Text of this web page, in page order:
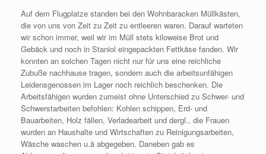
Auf dem Flugplatze standen bei den Wohnbaracken Müllkästen,
die von uns von Zeit zu Zeit zu entleeren waren. Darauf warteten
wir schon immer, weil wir im Müll stets kiloweise Brot und
Gebäck und noch in Staniol eingepackten Fettkäse fanden. Wir
konnten an solchen Tagen nicht nur für uns eine reichliche
Zubuße nachhause tragen, sondern auch die arbeitsunfähigen
Leidensgenossen im Lager noch reichlich beschenken. Die
Arbeitsfähigen wurden zumeist ohne Unterschied zu Schwer- und
Schwerstarbeiten befohlen: Kohlen schippen, Erd- und
Bauarbeiten, Holz fällen, Verladearbeit und dergl., die Frauen
wurden an Haushalte und Wirtschaften zu Reinigungsarbeiten,
Wäsche waschen u.ä abgegeben. Daneben gab es